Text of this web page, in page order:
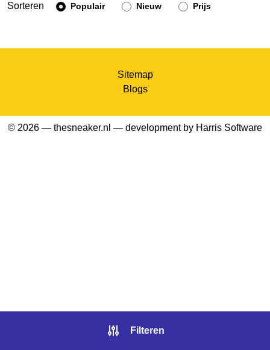
Sorteren
Populair Nieuw Prijs
Filteren
Sitemap
Blogs
© 2026 — thesneaker.nl — development by Harris Software